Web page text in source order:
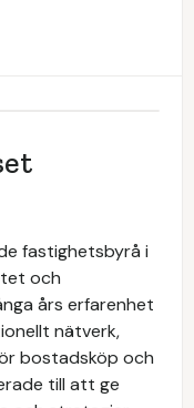
fastighetsbyrå i
och
års erfarenhet
nätverk,
bostadsköp och
till att ge